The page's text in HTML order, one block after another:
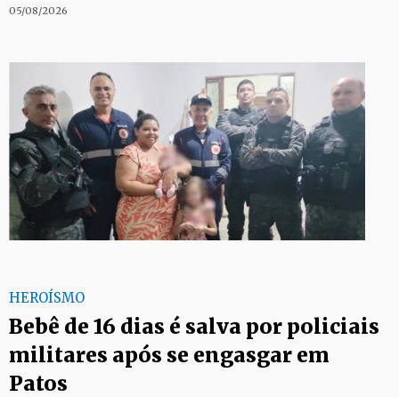
05/08/2026
HEROÍSMO
Bebê de 16 dias é salva por policiais
militares após se engasgar em
Patos